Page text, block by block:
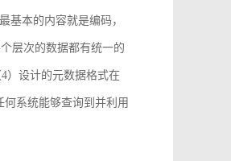
基本的内容就是编码，
层次的数据都有统一的
）设计的元数据格式在
系统能够查询到并利用